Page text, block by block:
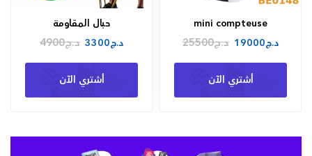
mini compteuse
د.ج19000 د.ج25500
أشتري الآن
حبال المقاومة
د.ج3300 د.ج4900
أشتري الآن